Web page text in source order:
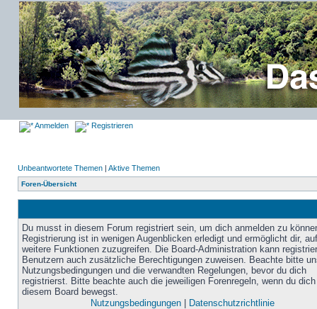
Anmelden Registrieren
Unbeantwortete Themen | Aktive Themen
Foren-Übersicht
Du musst in diesem Forum registriert sein, um dich anmelden zu
Registrierung ist in wenigen Augenblicken erledigt und ermöglicht dir, auf
weitere Funktionen zuzugreifen. Die Board-Administration kann
Benutzern auch zusätzliche Berechtigungen zuweisen. Beachte bitte
Nutzungsbedingungen und die verwandten Regelungen, bevor du dich
registrierst. Bitte beachte auch die jeweiligen Forenregeln, wenn du
diesem Board bewegst.
Nutzungsbedingungen| Datenschutzrichtlinie